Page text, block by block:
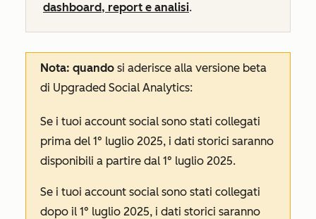
dashboard, report e analisi.
Nota: quando si aderisce alla versione beta
di Upgraded Social Analytics:
Se i tuoi account social sono stati collegati
prima del 1° luglio 2025, i dati storici saranno
disponibili a partire dal 1° luglio 2025.
Se i tuoi account social sono stati collegati
dopo il 1° luglio 2025, i dati storici saranno